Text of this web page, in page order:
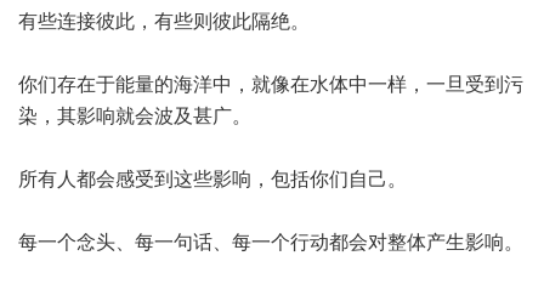
有些连接彼此，有些则彼此隔绝。
你们存在于能量的海洋中，就像在水体中一样，一旦受到污
染，其影响就会波及甚广。
所有人都会感受到这些影响，包括你们自己。
每一个念头、每一句话、每一个行动都会对整体产生影响。